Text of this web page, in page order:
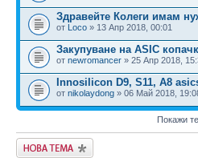
Здравейте Колеги имам
от Loco » 13 Апр 2018, 00:01
Закупуване на ASIC
от newromancer » 25 Апр 2018,
Innosilicon D9, S11, A8
от nikolaydong » 06 Май 2018,
Покажи
Публикувай нова
тема